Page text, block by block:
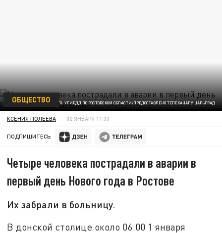
ФОТО: УГИБДД ПО РОСТОВСКОЙ ОБЛАСТИ/ПРЕДОСТАВЛЕНО ТЕЛЕКАНАЛУ ЦАРЬГРАД
ОБЩЕСТВО
КСЕНИЯ ПОЛЕЕВА 02 ЯНВАРЯ 11:33
ПОДПИШИТЕСЬ:
Четыре человека пострадали в аварии в
первый день Нового года в Ростове
Их забрали в больницу.
В донской столице около 06:00 1 января